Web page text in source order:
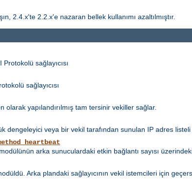
2.4.x'te 2.2.x'e nazaran bellek kullanımı azaltılmıştır.
sağlayıcısı
sağlayıcısı
olarak yapılandırılmış tam tersinir vekiller sağlar.
dengeleyici veya bir vekil tarafından sunulan IP adres
modülünün arka sunuculardaki etkin bağlantı sayısı
Arka plandaki sağlayıcının vekil istemcileri için